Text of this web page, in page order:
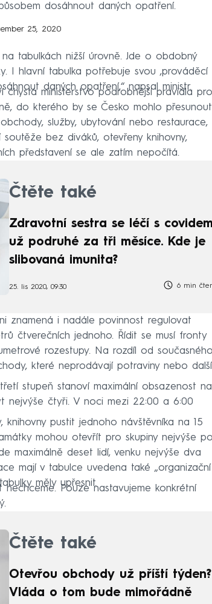
dosáhnout daných opatření.
25, 2020
tabulkách nižší úrovně. Jde o obdobný
I hlavní tabulka potřebuje svou ‚prováděcí
daných opatření,“ napsal ministr.
ministerstvo podrobnější pravidla pro
do kterého by se Česko mohlo přesunout
služby, ubytování nebo restaurace,
bez diváků, otevřeny knihovny,
představení se ale zatím nepočítá.
Čtěte také
Zdravotní sestra se léčí s covidem
už podruhé za tři měsíce. Kde je
slibovaná imunita?
25. lis 2020, 09:30 6 min
znamená i nadále povinnost regulovat
čtverečních jednoho. Řídit se musí fronty
rozestupy. Na rozdíl od současného
které neprodávají potraviny nebo další
stupeň stanoví maximální obsazenost na
nejvýše čtyři. V noci mezi 22:00 a 6:00
pustit jednoho návštěvníka na 15
mohou otevřít pro skupiny nejvýše po
maximálně deset lidí, venku nejvýše dva
mají v tabulce uvedena také „organizační
měly upřesnit.
Pouze nastavujeme konkrétní
Čtěte také
Otevřou obchody už příští týden?
Vláda o tom bude mimořádně